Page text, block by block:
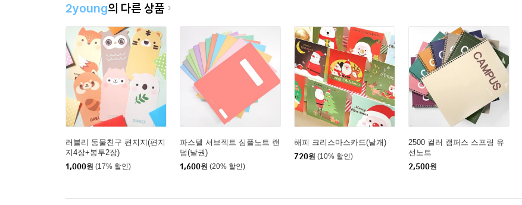
2young의 다른 상품
러블리 동물친구 편지지(편지
지4장+봉투2장)
1,000원 (17% 할인)
파스텔 서브젝트 심플노트 랜
덤(낱권)
1,600원 (20% 할인)
해피 크리스마스카드(낱개)
720원 (10% 할인)
2500 컬러 캠퍼스 스프링 유
선노트
2,500원